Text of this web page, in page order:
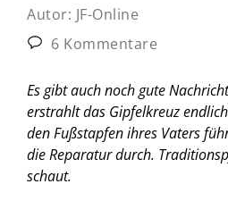
Autor: JF-Online
6 Kommentare
Es gibt auch noch gute
erstrahlt das Gipfelkreuz
den Fußstapfen ihres Vaters
die Reparatur durch.
schaut.